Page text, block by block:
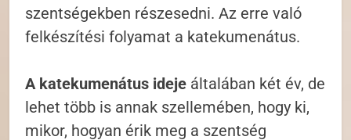
szentségekben részesedni. Az erre való
felkészítési folyamat a katekumenátus.
A katekumenátus ideje általában két év, de
lehet több is annak szellemében, hogy ki,
mikor, hogyan érik meg a szentség